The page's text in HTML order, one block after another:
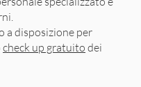
a disposizione per
check up gratuito dei